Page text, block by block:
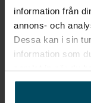
information från
annons- och
Dessa kan i sin
information som
Personal eSIM
Stolsvärme förare
Blue
M sport exteriöra
Lägg till 395:-/mån
Säljs på 10